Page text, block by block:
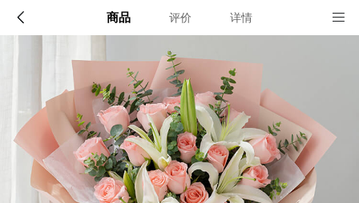
商品 评价 详情
配送说明
确定
店铺信息
该地区暂无配送门店
确定